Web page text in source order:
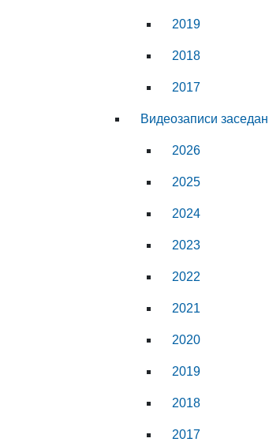
2019
2018
2017
Видеозаписи
2026
2025
2024
2023
2022
2021
2020
2019
2018
2017